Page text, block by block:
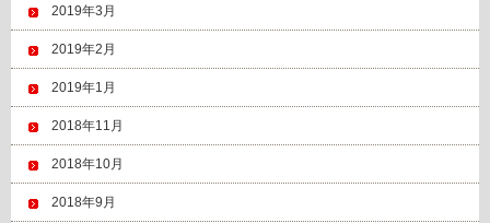
2019年3月
2019年2月
2019年1月
2018年11月
2018年10月
2018年9月